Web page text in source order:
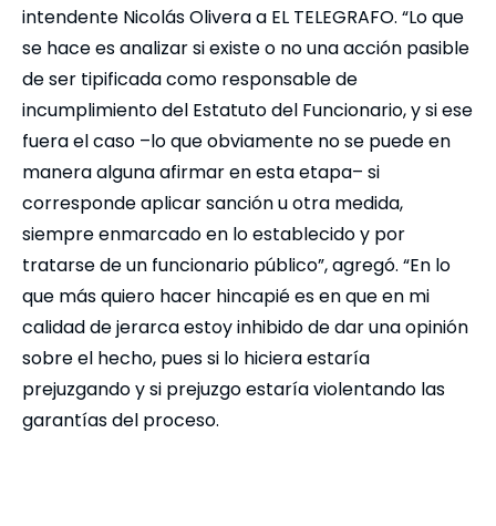
intendente Nicolás Olivera a EL TELEGRAFO. “Lo que
se hace es analizar si existe o no una acción pasible
de ser tipificada como responsable de
incumplimiento del Estatuto del Funcionario, y si ese
fuera el caso –lo que obviamente no se puede en
manera alguna afirmar en esta etapa– si
corresponde aplicar sanción u otra medida,
siempre enmarcado en lo establecido y por
tratarse de un funcionario público”, agregó. “En lo
que más quiero hacer hincapié es en que en mi
calidad de jerarca estoy inhibido de dar una opinión
sobre el hecho, pues si lo hiciera estaría
prejuzgando y si prejuzgo estaría violentando las
garantías del proceso.